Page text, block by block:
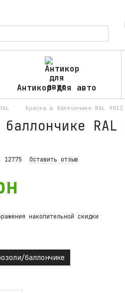
Антикор для авто
Краска в баллончике RAL
12775 Оставить отзыв
накопительной скидки
баллончике